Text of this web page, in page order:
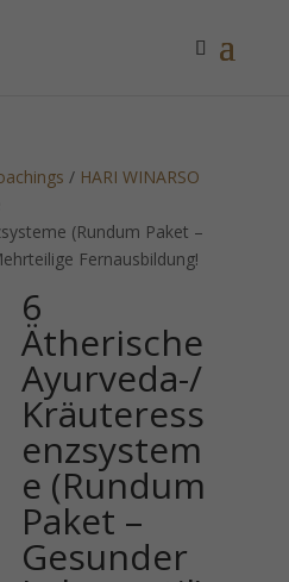
/ HARI WINARSO
(Rundum Paket –
Fernausbildung!
6
Ätherische
Ayurveda-/
Kräuteress
enzsystem
e (Rundum
Paket –
Gesunder